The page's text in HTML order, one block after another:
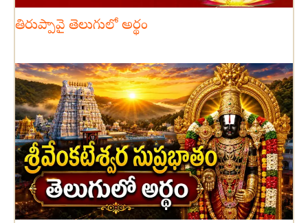
తిరుప్పావై తెలుగులో అర్థం